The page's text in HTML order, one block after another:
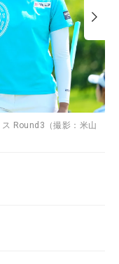
Round3（撮影：米山